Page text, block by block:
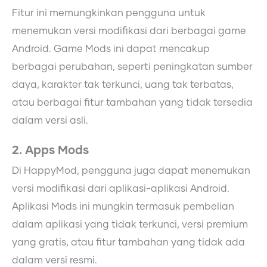
Fitur ini memungkinkan pengguna untuk
menemukan versi modifikasi dari berbagai game
Android. Game Mods ini dapat mencakup
berbagai perubahan, seperti peningkatan sumber
daya, karakter tak terkunci, uang tak terbatas,
atau berbagai fitur tambahan yang tidak tersedia
dalam versi asli.
2. Apps Mods
Di HappyMod, pengguna juga dapat menemukan
versi modifikasi dari aplikasi-aplikasi Android.
Aplikasi Mods ini mungkin termasuk pembelian
dalam aplikasi yang tidak terkunci, versi premium
yang gratis, atau fitur tambahan yang tidak ada
dalam versi resmi.